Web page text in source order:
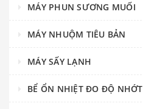
MÁY PHUN SƯƠNG MUỐI
MÁY NHUỘM TIÊU BẢN
MÁY SẤY LẠNH
BỂ ỔN NHIỆT ĐO ĐỘ NHỚT